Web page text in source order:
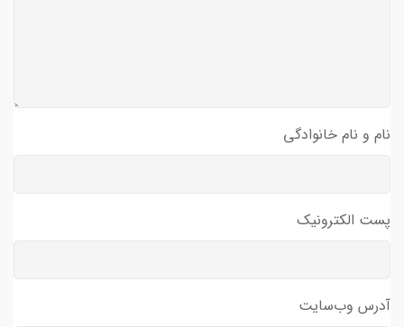
نام و نام خانوادگی
پست الکترونیک
آدرس وب‌سایت